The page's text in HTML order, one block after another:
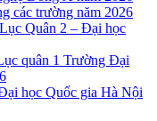
các trường năm 2026
Quân 2 – Đại học
quân 1 Trường Đại
học Quốc gia Hà Nội